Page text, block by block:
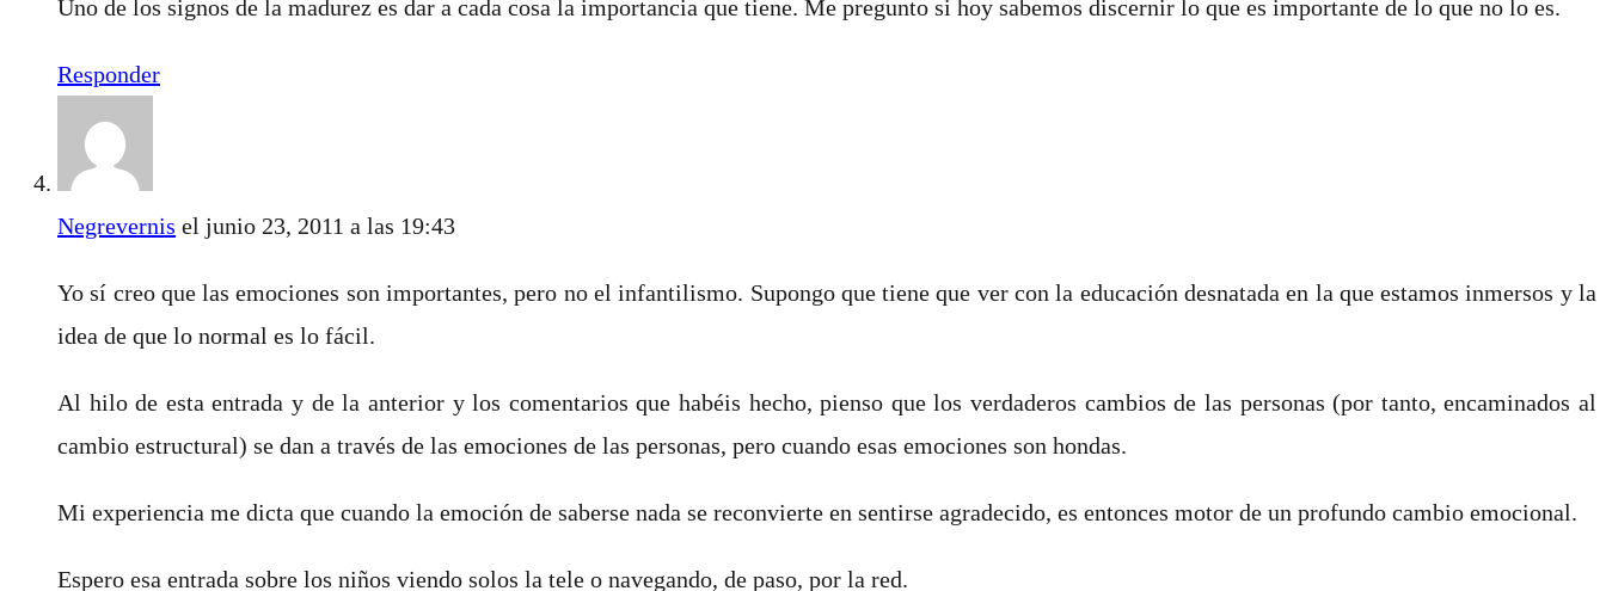
Uno de los signos de la madurez es dar a cada cosa la importancia que tiene. Me pregunto si hoy sabemos discernir lo que es importante de lo que no lo es.
Responder
Negrevernis el junio 23, 2011 a las 19:43
Yo sí creo que las emociones son importantes, pero no el infantilismo. Supongo que tiene que ver con la educación desnatada en la que estamos inmersos y la
idea de que lo normal es lo fácil.
Al hilo de esta entrada y de la anterior y los comentarios que habéis hecho, pienso que los verdaderos cambios de las personas (por tanto, encaminados al
cambio estructural) se dan a través de las emociones de las personas, pero cuando esas emociones son hondas.
Mi experiencia me dicta que cuando la emoción de saberse nada se reconvierte en sentirse agradecido, es entonces motor de un profundo cambio emocional.
Espero esa entrada sobre los niños viendo solos la tele o navegando, de paso, por la red.